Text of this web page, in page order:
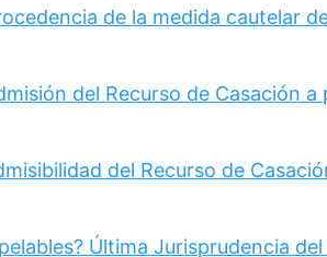
de la medida cautelar
del Recurso de Casación
del Recurso de
Última Jurisprudencia